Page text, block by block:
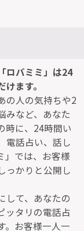
ロバミミ」は24
ます。
の人の気持ちや2
みなど、あなた
時に、24時間い
電話占い、話し
」では、お客様
っかりと公開し
して、あなたの
ッタリの電話占
。お客様一人一